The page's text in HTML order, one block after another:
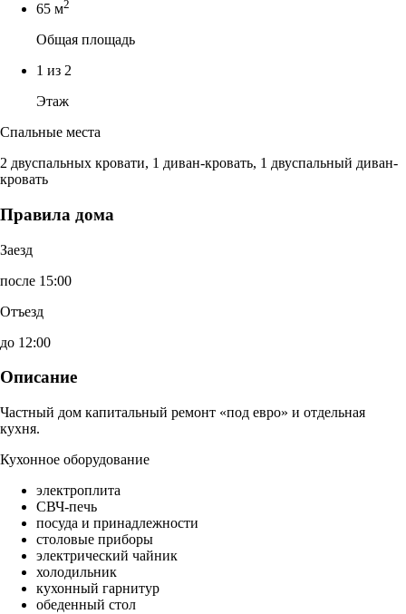
65 м2
Общая площадь
1 из 2
Этаж
Спальные места
2 двуспальных кровати, 1 диван-кровать, 1 двуспальный диван-
кровать
Правила дома
Заезд
после 15:00
Отъезд
до 12:00
Описание
Частный дом капитальный ремонт «под евро» и отдельная
кухня.
Кухонное оборудование
электроплита
СВЧ-печь
посуда и принадлежности
столовые приборы
электрический чайник
холодильник
кухонный гарнитур
обеденный стол